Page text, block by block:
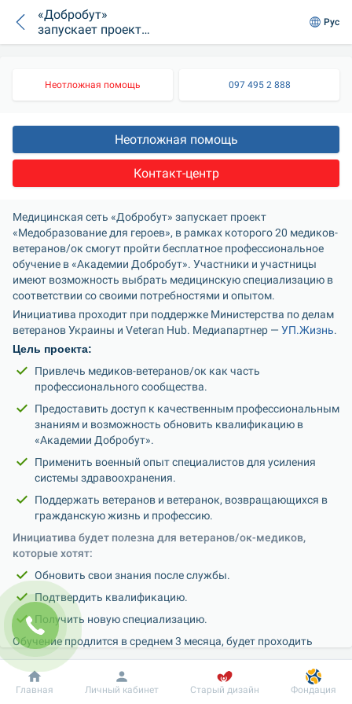
«Добробут»
запускает проект
бесплатного
Рус
Неотложная помощь 097 495 2 888
Неотложная помощь
Контакт-центр
Медицинская сеть «Добробут» запускает проект
«Медобразование для героев», в рамках которого 20 медиков-
ветеранов/ок смогут пройти бесплатное профессиональное
обучение в «Академии Добробут». Участники и участницы
имеют возможность выбрать медицинскую специализацию в
соответствии со своими потребностями и опытом.
Инициатива проходит при поддержке Министерства по делам
ветеранов Украины и Veteran Hub. Медиапартнер — УП.Жизнь.
Цель проекта:
Привлечь медиков-ветеранов/ок как часть
профессионального сообщества.
Предоставить доступ к качественным профессиональным
знаниям и возможность обновить квалификацию в
«Академии Добробут».
Применить военный опыт специалистов для усиления
системы здравоохранения.
Поддержать ветеранов и ветеранок, возвращающихся в
гражданскую жизнь и профессию.
Инициатива будет полезна для ветеранов/ок-медиков,
которые хотят:
Обновить свои знания после службы.
Подтвердить квалификацию.
Получить новую специализацию.
Обучение продлится в среднем 3 месяца, будет проходить
офлайн в центре Киева в «Академии Добробут» или онлайн —
в зависимости от специализации. Среди перечня есть
специализации как для врачей, так и для медсестер/братьев.
Добробут Информация Пациенту
Главная Личный кабинет Старый дизайн Фондация